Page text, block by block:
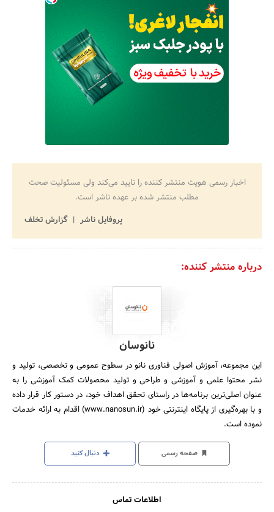
اخبار رسمی هویت منتشر کننده را تایید می‌کند ولی مسئولیت صحت
مطلب منتشر شده بر عهده ناشر است.
پروفایل ناشر
گزارش تخلف
درباره منتشر کننده:
نانوسان
این مجموعه، آموزش اصولی فناوری نانو در سطوح عمومی و تخصصی، تولید و
نشر محتوا علمی و آموزشی و طراحی و تولید محصولات کمک آموزشی را به
عنوان اصلی‌ترین برنامه‌ها در راستای تحقق اهداف خود، در دستور کار قرار داده
و با بهره‌گیری از پایگاه اینترنتی خود (www.nanosun.ir) اقدام به ارائه خدمات
نموده است.
صفحه رسمی دنبال کنید
اطلاعات تماس